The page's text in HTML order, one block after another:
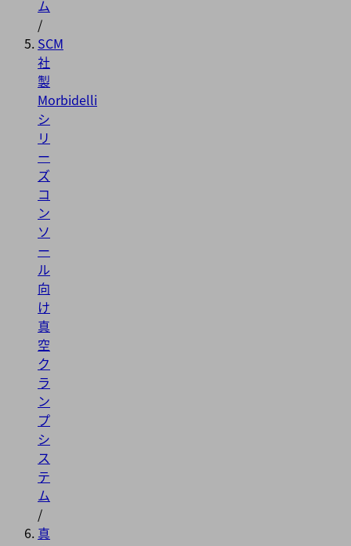
ム
/
SCM
社
製
Morbidelli
シ
リ
ー
ズ
コ
ン
ソ
ー
ル
向
け
真
空
ク
ラ
ン
プ
シ
ス
テ
ム
/
真